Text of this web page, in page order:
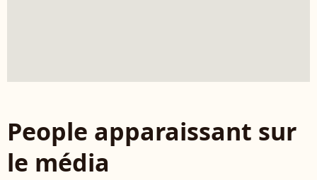
People apparaissant sur
le média